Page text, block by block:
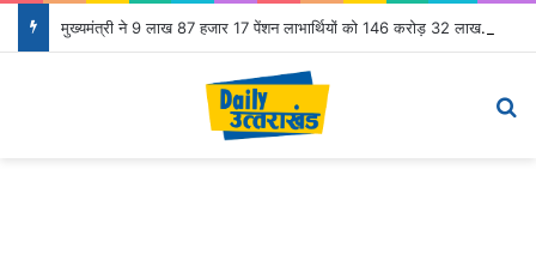
मुख्यमंत्री ने 9 लाख 87 हजार 17 पेंशन लाभार्थियों को 146 करोड़ 32 लाख की पेंशन राशि का किया भुगतान